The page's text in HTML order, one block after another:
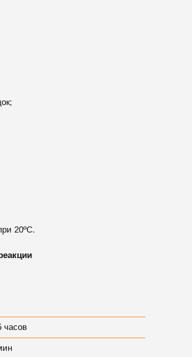
20ºС.
часов